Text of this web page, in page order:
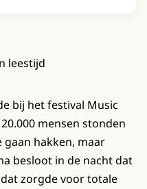
leestijd
bij het festival Music
mensen stonden
hakken, maar
besloot in de nacht dat
zorgde voor totale